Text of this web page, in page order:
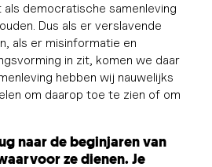
democratische samenleving
Dus als er verslavende
als er misinformatie en
in zit, komen we daar
hebben wij nauwelijks
om daarop toe te zien of om
naar de beginjaren van
ze dienen. Je